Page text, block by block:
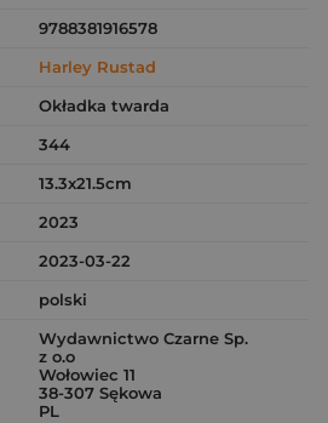
9788381916578
Harley Rustad
Okładka twarda
344
13.3x21.5cm
2023
2023-03-22
polski
Wydawnictwo Czarne Sp.
z o.o
Wołowiec 11
38-307 Sękowa
PL